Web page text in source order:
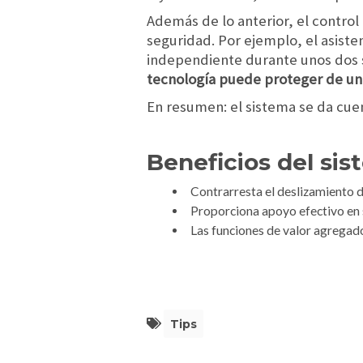
Además de lo anterior, el
seguridad. Por ejemplo, el
independiente durante unos
tecnología puede proteger de
En resumen: el sistema se da
Beneficios del
Contrarresta el deslizamiento
Proporciona apoyo efectivo
Las funciones de valor
Tips